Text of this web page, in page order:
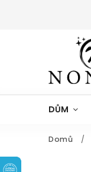
DŮM
Domů /